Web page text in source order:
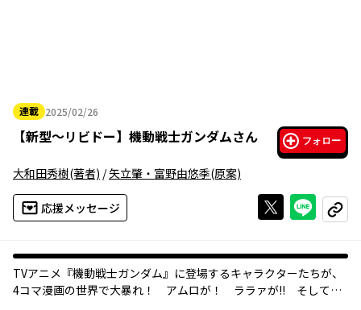
連載 2025/02/26
2025年02月26日
【新型～リビドー】 機動戦士ガンダムさん フォロー
大和田秀樹(著者) /矢立肇・富野由悠季(原案)
応援メッセージ Xで投稿する
ライン
コピー
TVアニメ『機動戦士ガンダム』に登場するキャラクターたちが、
4コマ漫画の世界で大暴れ！ アムロが！ ララァが!! そしてシ